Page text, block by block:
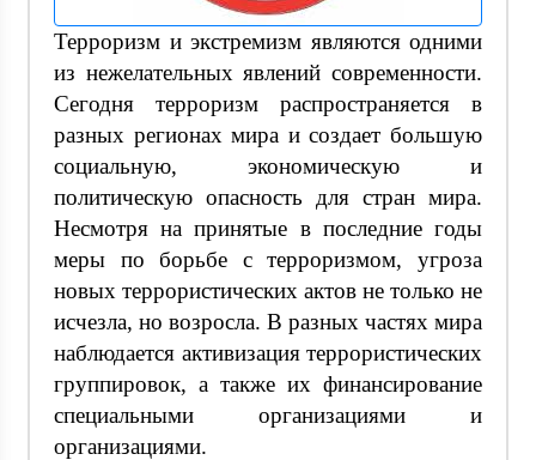
Терроризм и экстремизм являются одними
из нежелательных явлений современности.
Сегодня терроризм распространяется в
разных регионах мира и создает большую
социальную, экономическую и
политическую опасность для стран мира.
Несмотря на принятые в последние годы
меры по борьбе с терроризмом, угроза
новых террористических актов не только не
исчезла, но возросла. В разных частях мира
наблюдается активизация террористических
группировок, а также их финансирование
специальными организациями и
организациями.